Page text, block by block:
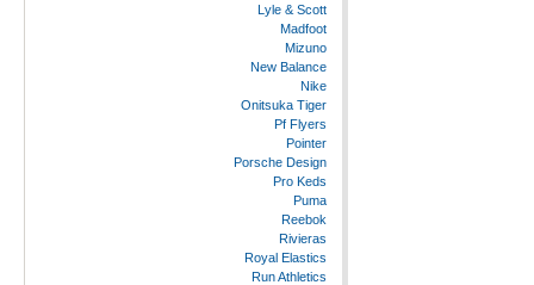
Lyle & Scott
Madfoot
Mizuno
New Balance
Nike
Onitsuka Tiger
Pf Flyers
Pointer
Porsche Design
Pro Keds
Puma
Reebok
Rivieras
Royal Elastics
Run Athletics